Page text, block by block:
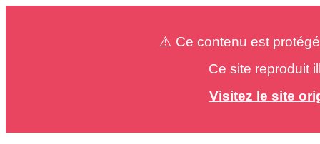
⚠️ Ce contenu est
Ce site reproduit
Visitez le site